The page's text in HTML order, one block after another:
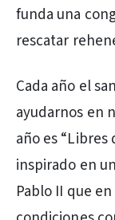
funda una
rescatar
Cada año el
ayudarnos en
año es
inspirado en
Pablo II que